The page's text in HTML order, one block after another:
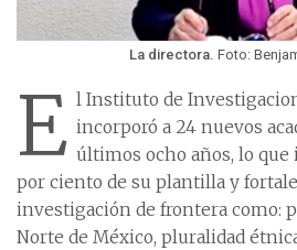
La directora. Foto:
E l Instituto de
incorporó a 24 nuevos
últimos ocho años, lo
por ciento de su plantilla y
investigación de frontera como:
Norte de México, pluralidad